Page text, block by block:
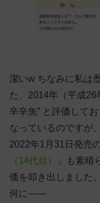
潔いw ちなみに私は
た、2014年（平成26
辛辛魚” と評価して
なっているのですが
2022年1月31日発売
（14代目）
」も素
価を叩き出しました
何に——